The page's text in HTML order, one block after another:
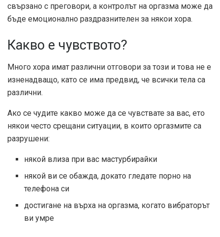
свързано с преговори, а контролът на оргазма може да
бъде емоционално раздразнителен за някои хора.
Какво е чувството?
Много хора имат различни отговори за този и това не е
изненадващо, като се има предвид, че всички тела са
различни.
Ако се чудите какво може да се чувствате за вас, ето
някои често срещани ситуации, в които оргазмите са
разрушени:
някой влиза при вас мастурбирайки
някой ви се обажда, докато гледате порно на
телефона си
достигане на върха на оргазма, когато вибраторът
ви умре